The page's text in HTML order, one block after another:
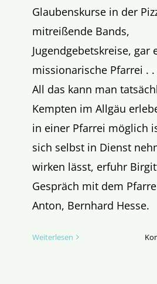
Glaubenskurse in der
mitreißende Bands,
Jugendgebetskreise, gar
missionarische Pfarrei .
All das kann man
Kempten im Allgäu
in einer Pfarrei möglich
sich selbst in Dienst
wirken lässt, erfuhr
Gespräch mit dem
Anton, Bernhard Hesse.
Weiterlesen